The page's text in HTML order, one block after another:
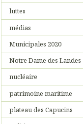
luttes
médias
Municipales 2020
Notre Dame des Landes
nucléaire
patrimoine maritime
plateau des Capucins